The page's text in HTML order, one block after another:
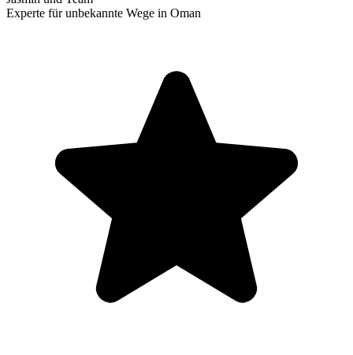
Experte für unbekannte Wege in Oman